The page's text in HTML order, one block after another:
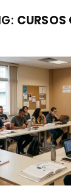
CURSOS